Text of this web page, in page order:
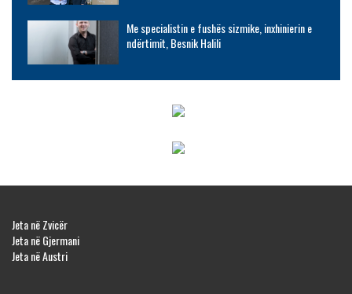
Me specialistin e fushës sizmike, inxhinierin e
ndërtimit, Besnik Halili
Jeta në Zvicër
Jeta në Gjermani
Jeta në Austri